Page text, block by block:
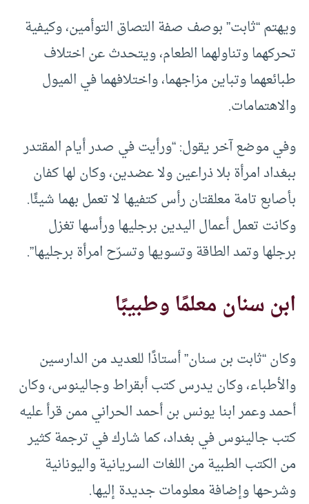
ويهتم “ثابت” بوصف صفة التصاق التوأمين، وكيفية
تحركهما وتناولهما الطعام، ويتحدث عن اختلاف
طبائعهما وتباين مزاجهما، واختلافهما في الميول
والاهتمامات.
وفي موضع آخر يقول: “ورأيت في صدر أيام المقتدر
ببغداد امرأة بلا ذراعين ولا عضدين، وكان لها كفان
بأصابع تامة معلقتان رأس كتفيها لا تعمل بهما شيئًا.
وكانت تعمل أعمال اليدين برجليها ورأسها تغزل
برجلها وتمد الطاقة وتسويها وتسرّح امرأة برجليها”.
ابن سنان معلمًا وطبيبًا
وكان “ثابت بن سنان” أستاذًا للعديد من الدارسين
والأطباء، وكان يدرس كتب أبقراط وجالينوس، وكان
أحمد وعمر ابنا يونس بن أحمد الحراني ممن قرأ عليه
كتب جالينوس في بغداد، كما شارك في ترجمة كثير
من الكتب الطبية من اللغات السريانية واليونانية
وشرحها وإضافة معلومات جديدة إليها.